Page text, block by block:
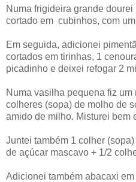
Numa frigideira grande
cortado em cubinhos, com
Em seguida, adicionei
cortados em tirinhas, 1
picadinho e deixei refogar 2
Numa vasilha pequena fiz
colheres (sopa) de molho de
amido de milho. Misturei bem
Juntei também 1 colher
de açúcar mascavo + 1/2
Adicionei também abacaxi